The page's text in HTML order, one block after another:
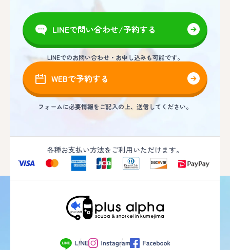
LINEで問い合わせ/予約する
LINEでのお問い合わせ・お申し込みも可能です。
WEBで予約する
フォームに必要情報をご記入の上、送信してください。
各種お支払い方法をご利用いただけます。